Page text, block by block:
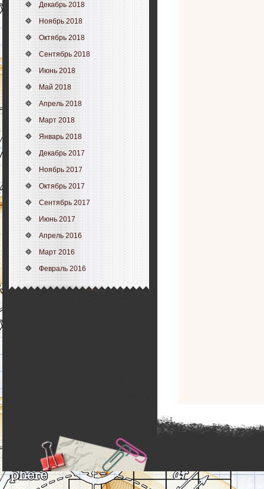
Декабрь 2018
Ноябрь 2018
Октябрь 2018
Сентябрь 2018
Июнь 2018
Май 2018
Апрель 2018
Март 2018
Январь 2018
Декабрь 2017
Ноябрь 2017
Октябрь 2017
Сентябрь 2017
Июнь 2017
Апрель 2016
Март 2016
Февраль 2016